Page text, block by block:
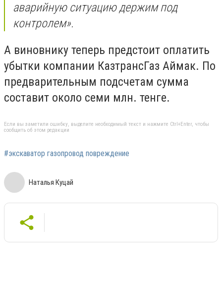
аварийную ситуацию держим под
контролем».
А виновнику теперь предстоит оплатить
убытки компании КазтрансГаз Аймак. По
предварительным подсчетам сумма
составит около семи млн. тенге.
Если вы заметили ошибку, выделите необходимый текст и нажмите Ctrl+Enter, чтобы
сообщить об этом редакции
#экскаватор газопровод повреждение
Наталья Куцай